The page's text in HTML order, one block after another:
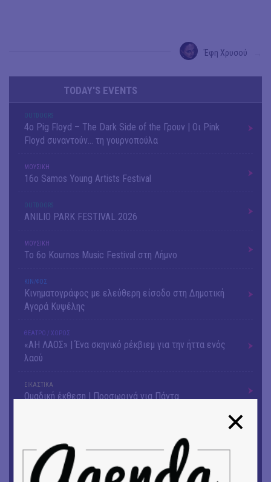
Έφη Χρυσού
TODAY'S EVENTS
OUTDΟORS
4ο Pig Floyd – The Dark Side of the Γρουν | Οι Pink
Floyd συναντούν… τη γουρνοπούλα
ΜΟΥΣΙΚΗ
16o Samos Young Artists Festival
OUTDΟORS
ANILIO PARK FESTIVAL 2026
ΜΟΥΣΙΚΗ
Το 6ο Kournos Music Festival στη Λήμνο
ΚΙΝ/ΦΟΣ
Κινηματογράφος με ελεύθερη είσοδο στη Δημοτική
Αγορά Κυψέλης
ΘΕΑΤΡΟ / ΧΟΡΟΣ
«ΑΗ ΛΑΟΣ» | Ένα σκηνικό ρέκβιεμ για την ήττα ενός
λαού
ΕΙΚΑΣΤΙΚΑ
Ομαδική έκθεση | Προσωρινά για Πάντα
ΕΙΚΑΣΤΙΚΑ
Αργύρης Ραλλιάς | Λιτανεία